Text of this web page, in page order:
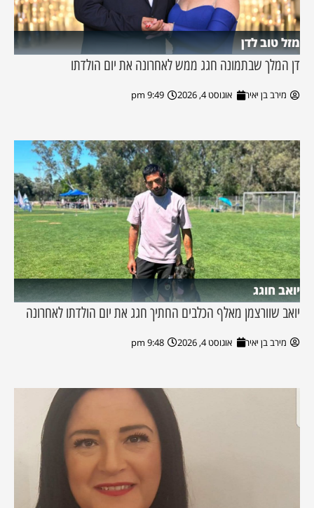
מזל טוב לדן
דן המלך שבתמונה חגג ממש לאחרונה את יום הולדתו
מירב בן יאיר אוגוסט 4, 2026 9:49 pm
יואב חוגג
יואב שוורצמן מאלף הכלבים החתיך חגג את יום הולדתו לאחרונה
מירב בן יאיר אוגוסט 4, 2026 9:48 pm